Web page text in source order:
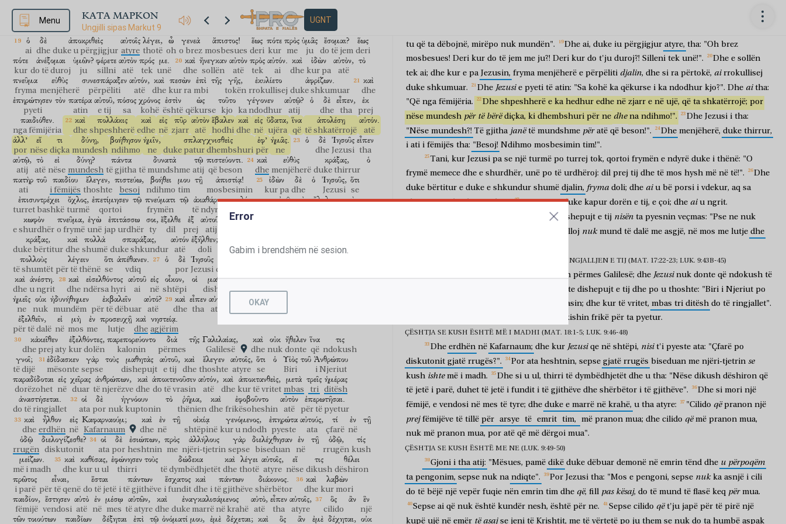
Menu ΚΑΤΑ ΜΑΡΚΟΝ
Ungjilli sipas Markut 9
UGNT
frymë memece dhe kudo atë dhe shkumon dhe kërcëllon
ὀδόντας,
dhëmbët
καὶ
dhe
ξηραίνεται.
ngrin
καὶ
dhe
εἶπα
thashë
τοῖς μαθηταῖς σου, ἵνα αὐτὸ ἐκβάλωσιν,
të dëbojnë
καὶ
dhe
οὐκ
nuk mundën
ὁ
ai
δὲ
dhe
ἀποκριθεὶς
duke u përgjigjur
αὐτοῖς
atyre
λέγει,
thotë
ὦ
oh
γενεὰ
o brez
ἄπιστος!
mosbesues
ἕως
deri
πότε
kur
πρὸς
me
ὑμᾶς
ju
ἔσομαι?
do të jem
ἕως
deri
πότε
kur
ἀνέξομαι
do të duroj
ὑμῶν?
ju
φέρετε
sillni
αὐτὸν
atë
πρός
tek
με.
unë
καὶ
dhe
ἤνεγκαν
sollën
αὐτὸν
atë
πρὸς
tek
αὐτόν.
ai
καὶ
dhe
ἰδὼν
kur pa
αὐτὸν,
atë
τὸ
πνεῦμα
fryma
εὐθὺς
menjëherë
συνεσπάραξεν
përpëliti
αὐτόν,
atë
καὶ
dhe
πεσὼν
kur ra
ἐπὶ
mbi
τῆς γῆς,
tokën
ἐκυλίετο
rrokullisej
ἀφρίζων.
duke shkumuar
καὶ
dhe
ἐπηρώτησεν
pyeti
τὸν πατέρα
atin
αὐτοῦ,
e tij
πόσος
sa
χρόνος
kohë
ἐστὶν
është
ὡς
qëkurse
τοῦτο
kjo
γέγονεν
ka ndodhur
αὐτῷ?
atij
ὁ δὲ
dhe
εἶπεν,
tha
ἐκ
prej
παιδιόθεν.
nga fëmijëria
καὶ
dhe
πολλάκις
shpeshherë
καὶ
edhe
εἰς
në
πῦρ
zjarr
αὐτὸν
atë
ἔβαλεν
hodhi
καὶ
dhe
εἰς
në
ὕδατα,
ujëra
ἵνα
që
ἀπολέσῃ
të shkatërrojë
αὐτόν.
atë
ἀλλ’
por
εἴ
nëse
τι
diçka
δύνῃ,
mundesh
βοήθησον
ndihmo
ἡμῖν,
ne
σπλαγχνισθεὶς
duke patur dhembshuri
ἐφ’
për
ἡμᾶς.
ne
ὁ δὲ
dhe
Ἰησοῦς
Jezusi
εἶπεν
tha
αὐτῷ,
atij
τὸ
atë
εἰ
nëse
δύνῃ?
mundesh
πάντα
të gjitha
δυνατὰ
të mundshme
τῷ
atij
πιστεύοντι.
që beson
καὶ
dhe
εὐθὺς
menjëherë
κράξας,
duke thirrur
ὁ
πατὴρ
ati
τοῦ παιδίου
i fëmijës
ἔλεγεν,
thoshte
πιστεύω,
besoj
βοήθει
ndihmo
μου
tim
τῇ ἀπιστίᾳ!
mosbesimin
ἰδὼν
kur pa
δὲ
dhe
ὁ Ἰησοῦς,
Jezusi
ὅτι
se
ἐπισυντρέχει
turret bashkë
ὄχλος,
turmë
ἐπετίμησεν
qortoi
τῷ πνεύματι
frymën
τῷ ἀκαθάρτῳ
të ndyrën
λέγων αὐτῷ, τὸ ἄλαλον καὶ
κωφὸν
e shurdhër
πνεῦμα,
o frymë
ἐγὼ
unë
ἐπιτάσσω
jap urdhër
σοι,
ty
ἔξελθε
dil
ἐξ
prej
αὐτοῦ,
atij
καὶ μηκέτι
κράξας,
duke bërtitur
καὶ
dhe
πολλὰ
shumë
σπαράξας,
duke shkundur
αὐτόν
atë
ἐξῆλθεν;
doli dhe u bë porsi i vdekur saqë
πολλοὺς
të shumtët
λέγειν
për të thënë
ὅτι
se
ἀπέθανεν.
vdiq
ὁ δὲ
por
Ἰησοῦς
Jezusi duke kapur
καὶ
dhe
ἀνέστη.
u ngrit
καὶ
dhe
εἰσελθόντος
ndërsa hyri
αὐτοῦ
ai
εἰς
në
οἶκον,
shtëpi
οἱ μαθηταὶ
dishepujt
αὐτοῦ
e tij
κατ’
më
ἰδίαν
vete
ἐπηρώτων αὐτόν, ὅτι
ἡμεῖς
ne
οὐκ
nuk
ἠδυνήθημεν
mundëm
ἐκβαλεῖν
për të dëbuar
αὐτό?
atë
καὶ
dhe
εἶπεν
tha
αὐτοῖς,
atyre
τοῦτο τὸ γένος
ἐξελθεῖν,
për të dalë
εἰ
në
μὴ
mos
ἐν
me
προσευχῇ
lutje
καὶ
dhe
νηστείᾳ.
agjërim
κἀκεῖθεν
dhe prej aty
ἐξελθόντες,
kur dolën
παρεπορεύοντο
kalonin
διὰ
përmes
τῆς Γαλιλαίας,
Galilesë
καὶ
dhe
οὐκ
nuk
ἤθελεν
donte
ἵνα
që
τις
ndokush
γνοῖ;
të dijë
ἐδίδασκεν
mësonte
γὰρ
sepse
τοὺς μαθητὰς
dishepujt
αὐτοῦ,
e tij
καὶ
dhe
ἔλεγεν
thoshte
αὐτοῖς,
atyre
ὅτι
se
ὁ Υἱὸς
Biri
τοῦ Ἀνθρώπου
i Njeriut
παραδίδοται
dorëzohet
εἰς
në
χεῖρας
duar
ἀνθρώπων,
të njerëzve
καὶ
dhe
ἀποκτενοῦσιν
do të vrasin
αὐτόν,
atë
καὶ
dhe
ἀποκτανθεὶς,
kur të vritet
μετὰ
mbas
τρεῖς
tri
ἡμέρας
ditësh
ἀναστήσεται.
do të ringjallet
οἱ
ata
δὲ
por
ἠγνόουν
nuk kuptonin
τὸ ῥῆμα,
thënien
καὶ
dhe
ἐφοβοῦντο
frikësoheshin
αὐτὸν
atë
ἐπερωτῆσαι.
për të pyetur
καὶ
dhe
ἦλθον
erdhën
εἰς
në
Καφαρναούμ;
Kafarnaum
καὶ
dhe
ἐν
në
τῇ οἰκίᾳ
shtëpinë
γενόμενος,
kur u ndodh
ἐπηρώτα
pyeste
αὐτούς,
ata
τί
çfarë
ἐν
në
τῇ
ὁδῷ
rrugën
διελογίζεσθε?
diskutonit
οἱ
ata
δὲ
por
ἐσιώπων,
heshtnin
πρὸς
me
ἀλλήλους
njëri-tjetrin
γὰρ
sepse
διελέχθησαν
biseduan
ἐν
në
τῇ ὁδῷ,
rrugën
τίς
kush
μείζων.
më i madh
καὶ
dhe
καθίσας,
kur u ul
ἐφώνησεν
thirri
τοὺς δώδεκα
të dymbëdhjetët
καὶ
dhe
λέγει
thotë
αὐτοῖς,
atyre
εἴ
nëse
τις
dikush
θέλει
dëshiron
πρῶτος
i parë
εἶναι,
për të qenë
ἔσται
do të jetë
πάντων
i të gjithëve
ἔσχατος
i fundit
καὶ
dhe
πάντων
i të gjithëve
διάκονος.
shërbëtor
καὶ
dhe
λαβὼν
kur mori
παιδίον,
fëmijë
ἔστησεν
vendosi
αὐτὸ
atë
ἐν
në
μέσῳ
mes
αὐτῶν,
të atyre
καὶ
dhe
ἐναγκαλισάμενος
duke marrë në krahë
αὐτὸ,
atë
εἶπεν
tha
αὐτοῖς,
atyre
ὃς
cilido
ἂν ἓν
një
τῶν τοιούτων παιδίων δέξηται ἐπὶ τῷ ὀνόματί μου, ἐμὲ δέχεται; καὶ ὃς ἂν ἐμὲ δέχηται, οὐκ
tu që ta dëbojnë, mirëpo nuk mundën". Dhe ai, duke iu përgjigjur atyre, tha: "Oh brez
mosbesues! Deri kur do të jem me ju?! Deri kur do t'ju duroj?! Silleni tek unë!". Dhe e sollën
tek ai; dhe kur e pa Jezusin, fryma menjëherë e përpëliti djalin, dhe si ra përtokë, ai rrokullisej
duke shkumuar. Dhe Jezusi e pyeti të atin: "Sa kohë ka qëkurse i ka ndodhur kjo?". Dhe ai tha:
"Që nga fëmijëria. Dhe shpeshherë e ka hedhur edhe në zjarr e në ujë, që ta shkatërrojë; por
nëse mundesh për të bërë diçka, ki dhembshuri për ne dhe na ndihmo!". Dhe Jezusi i tha:
"Nëse mundesh?! Të gjitha janë të mundshme për atë që beson!". Dhe menjëherë, duke thirrur,
i ati i fëmijës tha: "Besoj! Ndihmo mosbesimin tim!".
Tani, kur Jezusi pa se një turmë po turrej tok, qortoi frymën e ndyrë duke i thënë: "O
frymë memece dhe e shurdhër, unë po të urdhëroj: dil prej tij dhe të mos hysh më në të!".
Dhe
duke bërtitur e duke e shkundur shumë djalin, fryma doli; dhe ai u bë porsi i vdekur, aq sa
shumica të thoshin: "Vdiq!". Por Jezusi, duke kapur dorën e tij, e çoi; dhe ai u ngrit.
shtëpi, dishepujt e tij nisën ta pyesnin veçmas: "Pse ne nuk
lloj nuk mund të dalë me asgjë, në mos me lutje dhe
JEZUSI PARATHOTË PËRSËRI VDEKJEN DHE RINGJALLJEN E TIJ (MAT. 17:22-23; LUK. 9:43B-45)
kalonin përmes Galilesë; dhe Jezusi nuk donte që ndokush të
mësonte dishepujt e tij dhe po u thoshte: "Biri i Njeriut po
vrasin; dhe kur të vritet, mbas tri ditësh do të ringjallet".
kishin frikë për ta pyetur.
ÇËSHTJA SE KUSH ËSHTË MË I MADHI (MAT. 18:1-5; LUK. 9:46-48)
Dhe erdhën në Kafarnaum; dhe kur Jezusi qe në shtëpi, nisi t'i pyeste ata: "Çfarë po
diskutonit gjatë rrugës?". Por ata heshtnin, sepse gjatë rrugës biseduan me njëri-tjetrin se
kush ishte më i madh. Dhe si u ul, thirri të dymbëdhjetët dhe u tha: "Nëse dikush dëshiron që
të jetë i parë, duhet të jetë i fundit i të gjithëve dhe shërbëtor i të gjithëve". Dhe si mori një
fëmijë, e vendosi në mes të tyre; dhe duke e marrë në krahë, u tha atyre: "Cilido që pranon një
prej fëmijëve të tillë për arsye të emrit tim, më pranon mua; dhe cilido që më pranon mua,
nuk më pranon mua, por atë që më dërgoi mua".
ÇËSHTJA SE KUSH ËSHTË ME NE (LUK. 9:49-50)
Gjoni i tha atij: "Mësues, pamë dikë duke dëbuar demonë në emrin tënd dhe u përpoqëm
ta pengonim, sepse nuk na ndiqte". Por Jezusi tha: "Mos e pengoni, sepse nuk ka asnjë i cili
do të bëjë një vepër fuqie nën emrin tim dhe që, fill pas kësaj, do të mund të flasë keq për mua.
Sepse ai që nuk është kundër nesh, është për ne. Sepse cilido që t'ju japë për të pirë një
kupë ujë në emër të asaj se jeni të Krishtit, me të vërtetë po ju them se nuk do ta humbë aspak
Error
Gabim i brendshëm në sesion.
OKAY